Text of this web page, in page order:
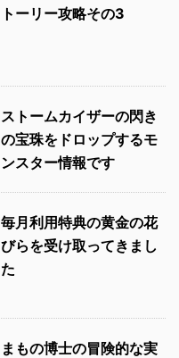
トーリー攻略その3
ストームカイザーの閃き
の宝珠をドロップするモ
ンスター情報です
毎月利用特典の黄金の花
びらを受け取ってきまし
た
まもの博士の冒険的な実